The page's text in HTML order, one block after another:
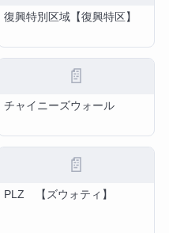
復興特別区域【復興特区】
📄
チャイニーズウォール
📄
PLZ 【ズウォティ】